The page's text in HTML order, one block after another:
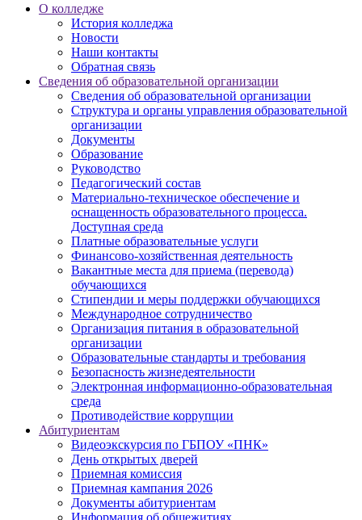
О колледже
История колледжа
Новости
Наши контакты
Обратная связь
Сведения об образовательной организации
Сведения об образовательной организации
Структура и органы управления образовательной
организации
Документы
Образование
Руководство
Педагогический состав
Материально-техническое обеспечение и
оснащенность образовательного процесса.
Доступная среда
Платные образовательные услуги
Финансово-хозяйственная деятельность
Вакантные места для приема (перевода)
обучающихся
Стипендии и меры поддержки обучающихся
Международное сотрудничество
Организация питания в образовательной
организации
Образовательные стандарты и требования
Безопасность жизнедеятельности
Электронная информационно-образовательная
среда
Противодействие коррупции
Абитуриентам
Видеоэкскурсия по ГБПОУ «ПНК»
День открытых дверей
Приемная комиссия
Приемная кампания 2026
Дoкументы абитуриентам
Информация об общежитиях